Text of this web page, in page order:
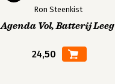
Ron Steenkist
Agenda Vol, Batterij Leeg
24,50